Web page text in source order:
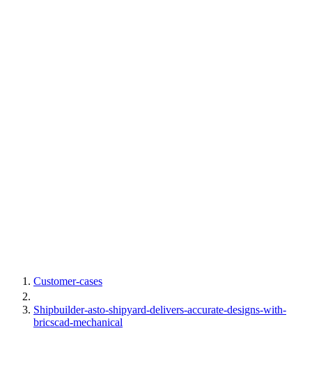
Customer-cases
Shipbuilder-asto-shipyard-delivers-accurate-designs-with-
bricscad-mechanical